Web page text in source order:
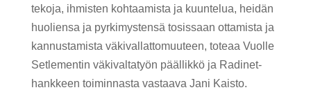
tekoja, ihmisten kohtaamista ja kuuntelua, heidän
huoliensa ja pyrkimystensä tosissaan ottamista ja
kannustamista väkivallattomuuteen, toteaa Vuolle
Setlementin väkivaltatyön päällikkö ja Radinet-
hankkeen toiminnasta vastaava Jani Kaisto.